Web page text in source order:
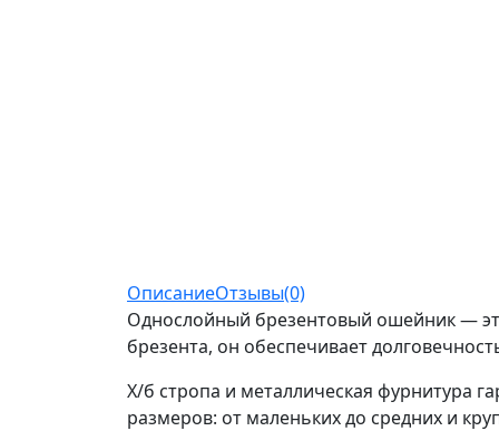
ОписаниеОтзывы(0)
Однослойный брезентовый ошейник —
брезента, он обеспечивает
Х/б стропа и металлическая фурнитура
размеров: от маленьких до средних и